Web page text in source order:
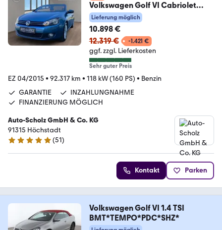
Volkswagen Golf VI Cabriolet
PARK
ASSIST+NAVI+WINDSCHOTT+BC
Lieferung möglich
10.898 €
12.319 €
-1.421 €
ggf. zzgl. Lieferkosten
Sehr guter Preis
EZ 04/2015 • 92.317 km • 118 kW (160 PS) • Benzin
GARANTIE
INZAHLUNGNAHME
FINANZIERUNG MÖGLICH
Auto-Scholz GmbH & Co. KG
91315 Höchstadt
4.8 Sterne
(51)
Kontakt Parken
Volkswagen Golf VI 1.4 TSI
BMT*TEMPO*PDC*SHZ*